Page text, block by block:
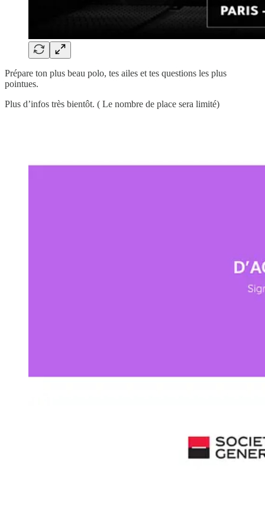
Prépare ton plus beau polo, tes ailes et tes questions les plus
pointues.
Plus d’infos très bientôt. ( Le nombre de place sera limité)